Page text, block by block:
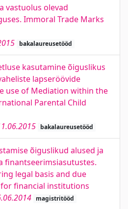
vastuolus olevad
Immoral Trade Marks
bakalaureusetööd
kasutamine õiguslikus
lapseröövide
use of Mediation within the
Parental Child
bakalaureusetööd
õiguslikud alused ja
finantseerimsiasutustes.
legal basis and due
financial institutions
magistritööd